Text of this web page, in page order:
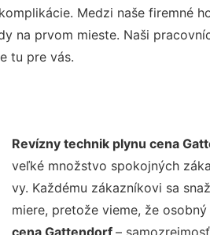
Medzi naše firemné
na prvom mieste. Naši
tu pre vás.
Revízny technik plynu cena
veľké množstvo spokojných
vy. Každému zákazníkovi sa
miere, pretože vieme, že